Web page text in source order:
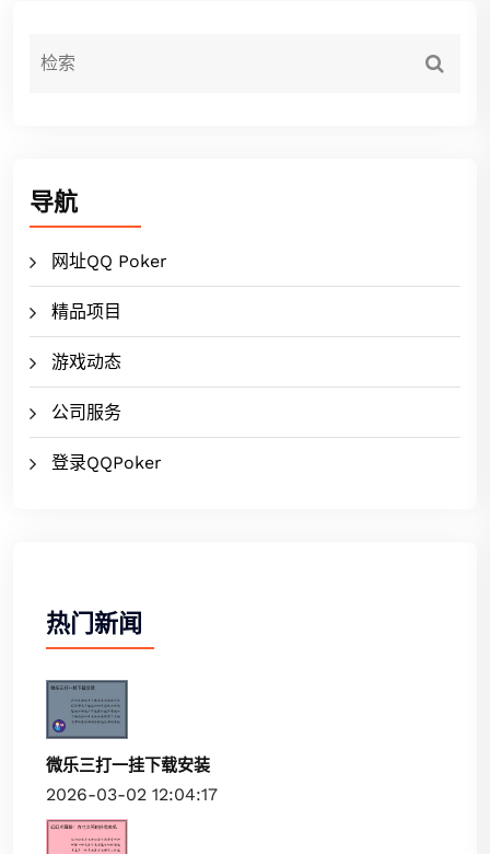
导航
网址QQ Poker
精品项目
游戏动态
公司服务
登录QQPoker
热门新闻
微乐三打一挂下载安装
2026-03-02 12:04:17